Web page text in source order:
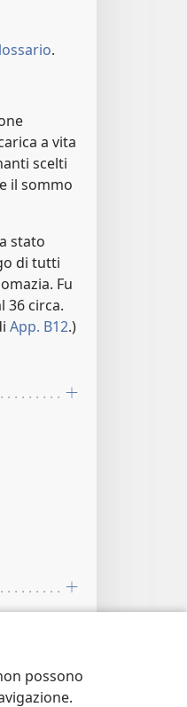
possono
.
a vita
scelti
il sommo
stato
di tutti
Fu
36 circa.
App. B12.)
13